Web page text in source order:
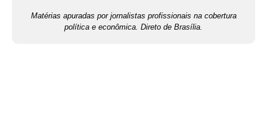
Matérias apuradas por jornalistas profissionais na cobertura
política e econômica. Direto de Brasília.